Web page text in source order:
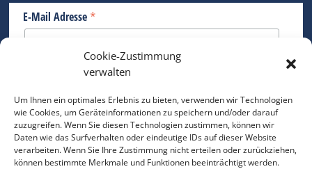
Cookie-Zustimmung
verwalten
Um Ihnen ein optimales Erlebnis zu bieten, verwenden wir Technologien
wie Cookies, um Geräteinformationen zu speichern und/oder darauf
zuzugreifen. Wenn Sie diesen Technologien zustimmen, können wir
Daten wie das Surfverhalten oder eindeutige IDs auf dieser Website
verarbeiten. Wenn Sie Ihre Zustimmung nicht erteilen oder zurückziehen,
können bestimmte Merkmale und Funktionen beeinträchtigt werden.
E-Mail Adresse *
Bitte geben Sie Ihre E-Mail Adresse ein.
*